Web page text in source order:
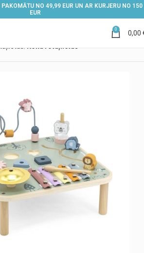
NO 49,99 EUR UN AR KURJERU NO 150
EUR
0 0,00